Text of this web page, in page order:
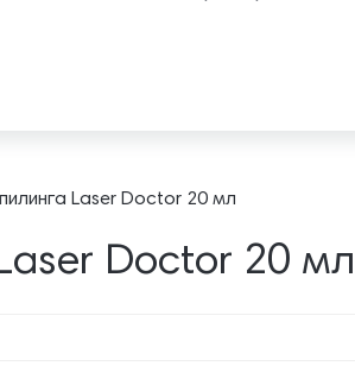
Laser Doctor 20 мл
Doctor 20 мл